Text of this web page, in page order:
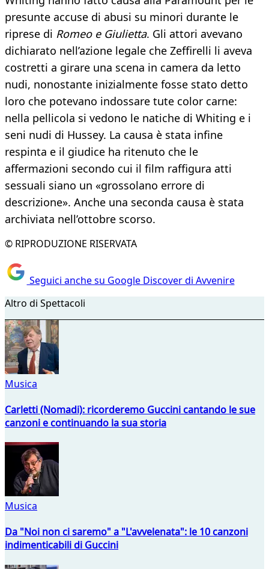
presunte accuse di abusi su minori durante le
riprese di Romeo e Giulietta. Gli attori avevano
dichiarato nell’azione legale che Zeffirelli li aveva
costretti a girare una scena in camera da letto
nudi, nonostante inizialmente fosse stato detto
loro che potevano indossare tute color carne:
nella pellicola si vedono le natiche di Whiting e i
seni nudi di Hussey. La causa è stata infine
respinta e il giudice ha ritenuto che le
affermazioni secondo cui il film raffigura atti
sessuali siano un «grossolano errore di
descrizione». Anche una seconda causa è stata
archiviata nell’ottobre scorso.
© RIPRODUZIONE RISERVATA
Seguici anche su Google Discover di Avvenire
Altro di Spettacoli
Musica
Carletti (Nomadi): ricorderemo Guccini cantando le sue
canzoni e continuando la sua storia
Musica
Da "Noi non ci saremo" a "L'avvelenata": le 10 canzoni
indimenticabili di Guccini